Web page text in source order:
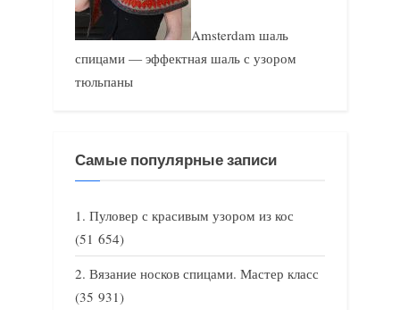
Amsterdam шаль
спицами — эффектная шаль с узором
тюльпаны
Самые популярные записи
Пуловер с красивым узором из кос
(51 654)
Вязание носков спицами. Мастер класс
(35 931)